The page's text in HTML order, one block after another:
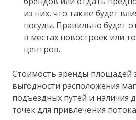
из них, что также будет
посуды. Правильно будет
в местах новостроек или
центров.
Стоимость аренды площадей
выгодности расположения
подъездных путей и наличия
точек для привлечения